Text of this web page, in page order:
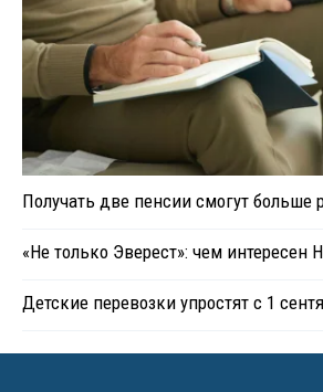
Получать две пенсии смогут больше
«Не только Эверест»: чем интересен
Детские перевозки упростят с 1